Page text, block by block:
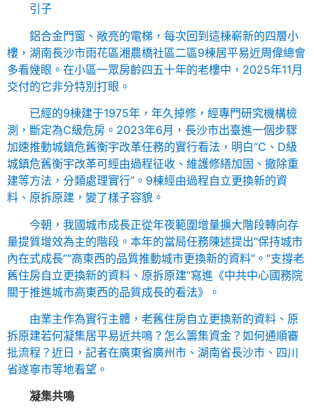
引子
鋁合金門窗、敞亮的電梯，每次回到這棟嶄新的四層小
樓，湖南長沙市雨花區湘農橋社區二區9棟居平易近周偉總會
多看幾眼。在小區一眾房齡四五十年的老樓中，2025年11月
交付的它非分特別打眼。
已經的9棟建于1975年，年久掉修，經專門研究機構檢
測，斷定為C級危房。2023年6月，長沙市出臺進一個步驟
加速推動城鎮危舊衡宇改革任務的實行看法，明白“C、D級
城鎮危舊衡宇改革可經由過程征收、維護修繕加固、撤除重
建等方法，分類處理實行”。9棟經由過程自立更換新的資
料、原拆原建，變了樣子容貌。
今朝，我國城市成長正從年夜範圍增量擴大階段轉向存
量提質增效為主的階段。本年的當局任務陳述提出“保持城市
內在式成長”“高東西的品質推動城市更換新的資料”。“支撐老
舊住房自立更換新的資料、原拆原建”寫進《中共中心國務院
關于推進城市高東西的品質成長的看法》。
由業主作為實行主體，老舊住房自立更換新的資料、原
拆原建若何凝集居平易近共鳴？怎么籌集資金？如何通順審
批流程？近日，記者在廣東省廣州市、湖南省長沙市、四川
省遂寧市等地看望。
凝集共鳴